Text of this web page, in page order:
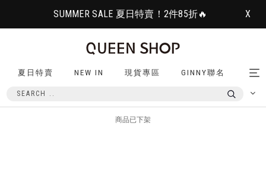
SUMMER SALE 夏日特賣！2件85折🔥 X
夏日特賣 NEW IN 現貨專區 GINNY聯名
商品已下架